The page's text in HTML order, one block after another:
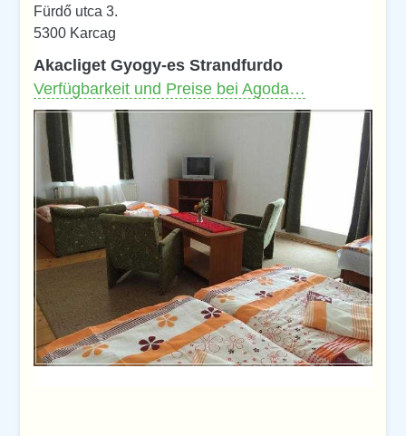
Fürdő utca 3.
5300 Karcag
Akacliget Gyogy-es Strandfurdo
Verfügbarkeit und Preise bei Agoda…